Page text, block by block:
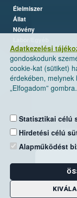
Adatkezelési
gondoskodunk
cookie-kat (sütiket)
érdekében,
„Elfogadom” gombra.
Statisztikai célú
Hirdetési célú
Alapműködést
Élelmiszer
Állat
Növény
E-